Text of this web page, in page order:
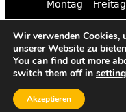
Montag –
Hier geht’s
Folge Uns
https://www.instagram.com/tigerexped/ Facebook YouTube
Wir verwenden Cookies,
unserer Website zu
You can find out more
switch them off in
Akzeptieren